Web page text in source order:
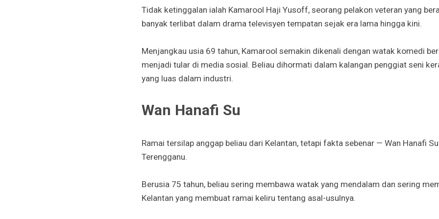
Tidak ketinggalan ialah Kamarool Haji Yusoff, seorang pelakon veteran yang
banyak terlibat dalam drama televisyen tempatan sejak era lama hingga kini.
Menjangkau usia 69 tahun, Kamarool semakin dikenali dengan watak komedi
menjadi tular di media sosial. Beliau dihormati dalam kalangan penggiat seni
yang luas dalam industri.
Wan Hanafi Su
Ramai tersilap anggap beliau dari Kelantan, tetapi fakta sebenar — Wan Hanafi
Terengganu.
Berusia 75 tahun, beliau sering membawa watak yang mendalam dan sering
Kelantan yang membuat ramai keliru tentang asal-usulnya.